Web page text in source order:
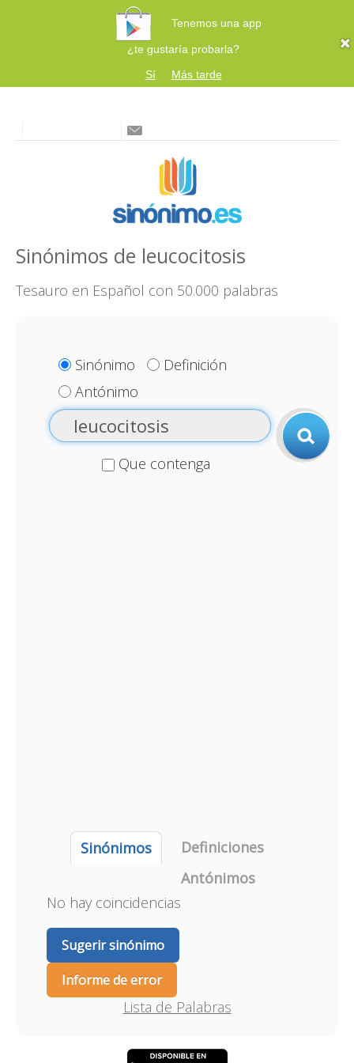
Tenemos una app
¿te gustaría probarla?
Sí
Más tarde
Sinónimos de leucocitosis
Tesauro en Español con 50.000 palabras
Sinónimo
Definición
Antónimo
Que contenga
Sinónimos
Definiciones
Antónimos
No hay coincidencias
Sugerir sinónimo
Informe de error
Lista de Palabras